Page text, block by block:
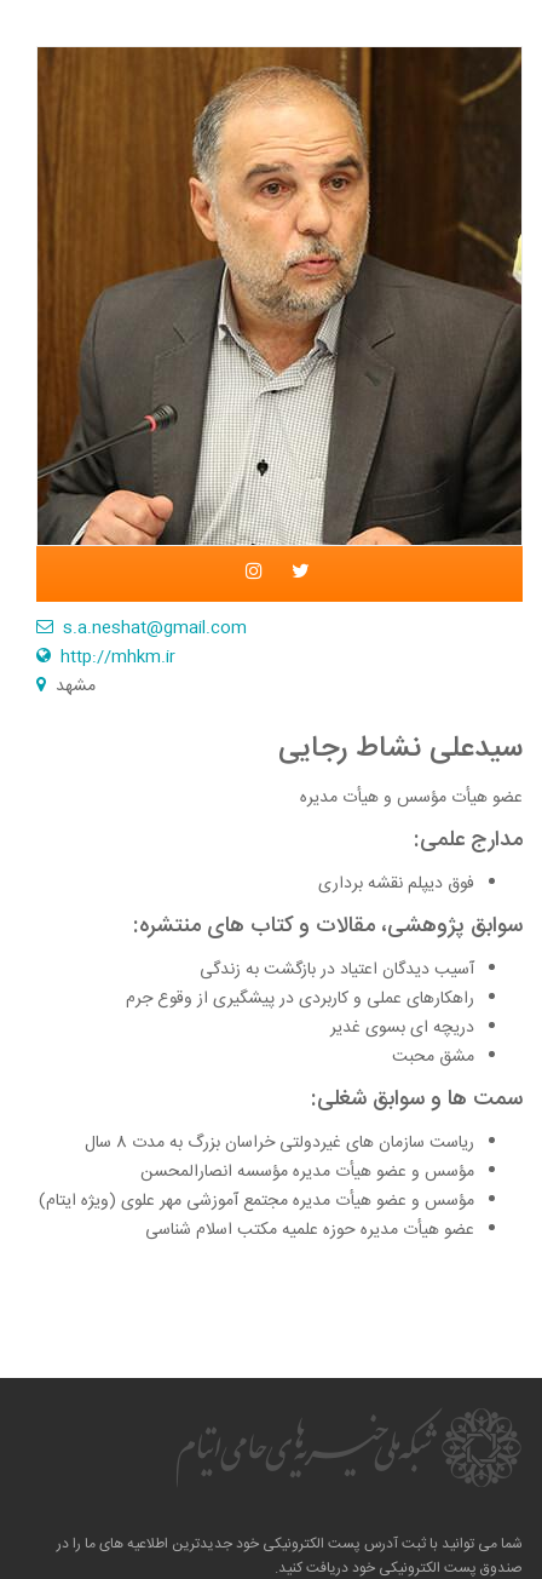
s.a.neshat@gmail.com
http://mhkm.ir
مشهد
سیدعلى نشاط رجایى
عضو هیأت مؤسس و هیأت مدیره
مدارج علمی:
فوق دیپلم نقشه برداری
سوابق پژوهشی، مقالات و کتاب های منتشره:
آسیب دیدگان اعتیاد در بازگشت به زندگی
راهکارهای عملی و کاربردی در پیشگیری از وقوع جرم
دریچه ای بسوی غدیر
مشق محبت
سمت ها و سوابق شغلی:
ریاست سازمان های غیردولتی خراسان بزرگ به مدت 8 سال
مؤسس و عضو هیأت مدیره مؤسسه انصارالمحسن
مؤسس و عضو هیأت مدیره مجتمع آموزشی مهر علوی (ویژه ایتام)
عضو هیأت مدیره حوزه علمیه مکتب اسلام شناسی
شما می توانید با ثبت آدرس پست الکترونیکی خود جدیدترین اطلاعیه های ما را در
صندوق پست الکترونیکی خود دریافت کنید.